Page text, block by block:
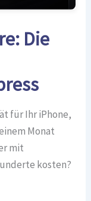
Die
für Ihr iPhone,
Monat
mit
kosten?